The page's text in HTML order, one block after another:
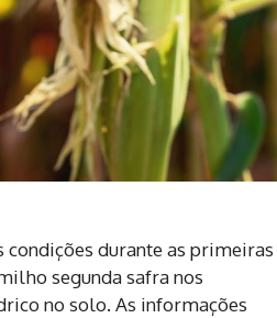
condições durante as primeiras
segunda safra nos
no solo. As informações